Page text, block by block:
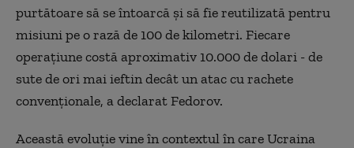
purtătoare să se întoarcă și să fie reutilizată pentru
misiuni pe o rază de 100 de kilometri. Fiecare
operațiune costă aproximativ 10.000 de dolari - de
sute de ori mai ieftin decât un atac cu rachete
convenționale, a declarat Fedorov.
Această evoluție vine în contextul în care Ucraina